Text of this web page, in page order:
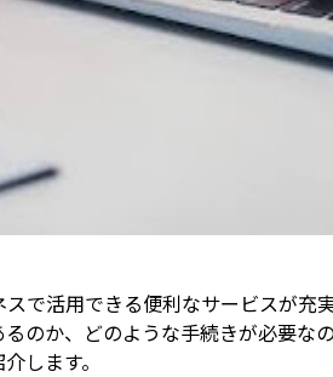
で活用できる便利なサービスが充
のか、どのような手続きが必要な
します。